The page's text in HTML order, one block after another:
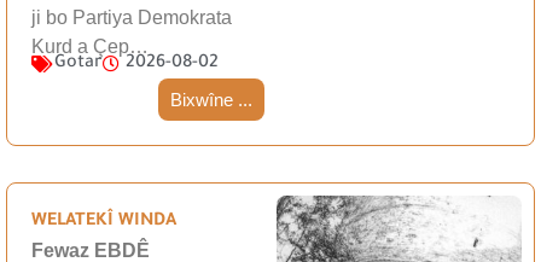
ji bo Partiya Demokrata
Kurd a Çep…
Gotar 2026-08-02
Bixwîne ...
WELATEKÎ WINDA
Fewaz EBDÊ